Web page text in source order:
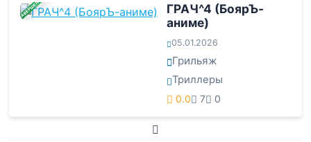
ЗАВЕРШЕНА
ГРАЧ^4 (БоярЪ-
аниме)
05.01.2026
Грильяж
Триллеры
0.0 7 0